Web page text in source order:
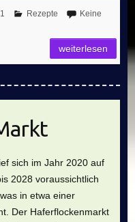
Rezepte
Keine
weiterlesen
sich im Jahr 2020 auf
2028 voraussichtlich
in etwa einer
Der Haferflockenmarkt